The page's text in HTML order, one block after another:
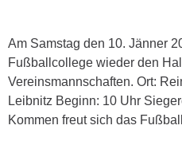
Am Samstag den 10. Jänner
Fußballcollege wieder den
Vereinsmannschaften. Ort:
Leibnitz Beginn: 10 Uhr
Kommen freut sich das